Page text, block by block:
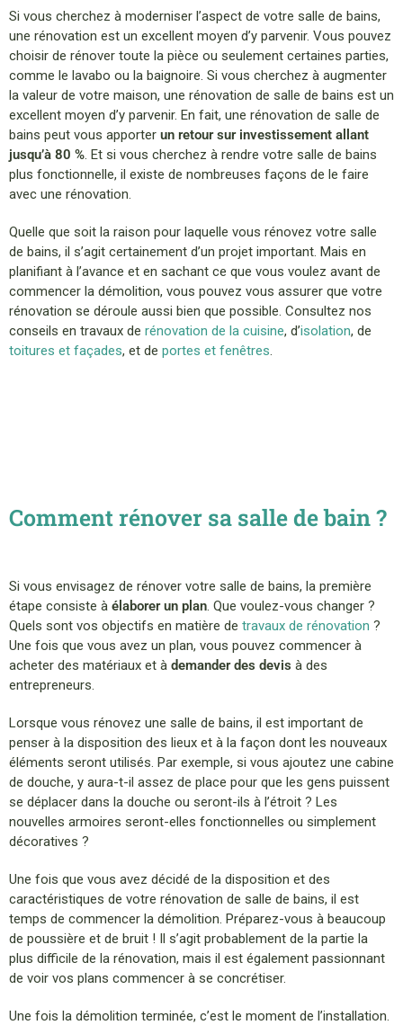
Si vous cherchez à moderniser l’aspect de votre salle de bains,
une rénovation est un excellent moyen d’y parvenir. Vous pouvez
choisir de rénover toute la pièce ou seulement certaines parties,
comme le lavabo ou la baignoire. Si vous cherchez à augmenter
la valeur de votre maison, une rénovation de salle de bains est un
excellent moyen d’y parvenir. En fait, une rénovation de salle de
bains peut vous apporter un retour sur investissement allant
jusqu’à 80 %. Et si vous cherchez à rendre votre salle de bains
plus fonctionnelle, il existe de nombreuses façons de le faire
avec une rénovation.
Quelle que soit la raison pour laquelle vous rénovez votre salle
de bains, il s’agit certainement d’un projet important. Mais en
planifiant à l’avance et en sachant ce que vous voulez avant de
commencer la démolition, vous pouvez vous assurer que votre
rénovation se déroule aussi bien que possible. Consultez nos
conseils en travaux de rénovation de la cuisine, d’isolation, de
toitures et façades, et de portes et fenêtres.
Comment rénover sa salle de bain ?
Si vous envisagez de rénover votre salle de bains, la première
étape consiste à élaborer un plan. Que voulez-vous changer ?
Quels sont vos objectifs en matière de travaux de rénovation ?
Une fois que vous avez un plan, vous pouvez commencer à
acheter des matériaux et à demander des devis à des
entrepreneurs.
Lorsque vous rénovez une salle de bains, il est important de
penser à la disposition des lieux et à la façon dont les nouveaux
éléments seront utilisés. Par exemple, si vous ajoutez une cabine
de douche, y aura-t-il assez de place pour que les gens puissent
se déplacer dans la douche ou seront-ils à l’étroit ? Les
nouvelles armoires seront-elles fonctionnelles ou simplement
décoratives ?
Une fois que vous avez décidé de la disposition et des
caractéristiques de votre rénovation de salle de bains, il est
temps de commencer la démolition. Préparez-vous à beaucoup
de poussière et de bruit ! Il s’agit probablement de la partie la
plus difficile de la rénovation, mais il est également passionnant
de voir vos plans commencer à se concrétiser.
Une fois la démolition terminée, c’est le moment de l’installation.